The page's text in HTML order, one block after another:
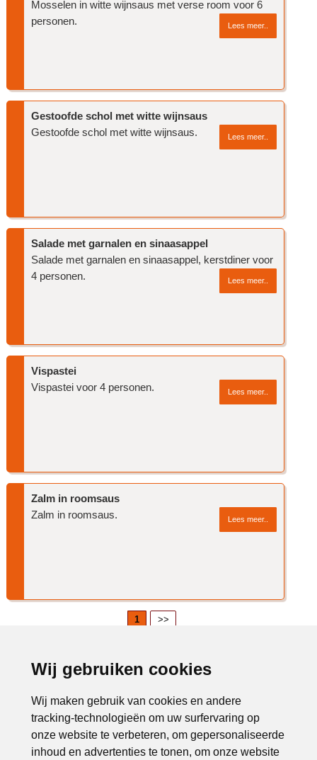
Wij gebruiken cookies
Wij maken gebruik van cookies en andere
tracking-technologieën om uw surfervaring op
onze website te verbeteren, om gepersonaliseerde
inhoud en advertenties te tonen, om onze website
Mosselen in witte wijnsaus met verse room voor 6
personen.
Lees meer..
Gestoofde schol met witte wijnsaus
Gestoofde schol met witte wijnsaus.
Lees meer..
Salade met garnalen en sinaasappel
Salade met garnalen en sinaasappel, kerstdiner voor
4 personen.
Lees meer..
Vispastei
Vispastei voor 4 personen.
Lees meer..
Zalm in roomsaus
Zalm in roomsaus.
Lees meer..
1 >>
Advertentie: